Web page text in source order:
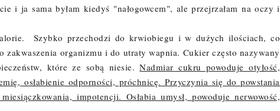
i ja sama byłam kiedyś "nałogowcem", ale przejrzałam na oczy i
Szybko przechodzi do krwiobiegu i w dużych ilościach, co
organizmu i do utraty wapnia. Cukier często nazywany
które ze sobą niesie.Nadmiar cukru powoduje otyłość,
osłabienie odporności, próchnicę. Przyczynia się do powstania
impotencji. Osłabia umysł, powoduje nerwowość,